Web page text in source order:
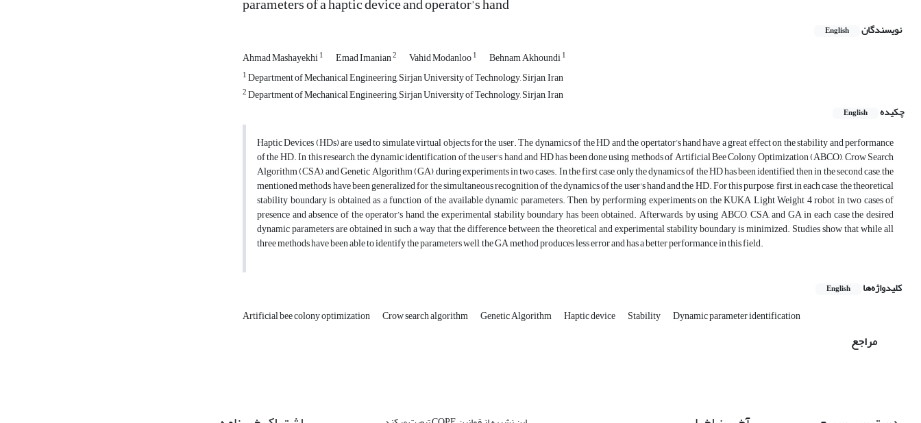
نویسندگان English
Ahmad Mashayekhi1 Emad Imanian2 Vahid Modanloo1 Behnam Akhoundi1
1Department of Mechanical Engineering, Sirjan University of Technology, Sirjan, Iran
2Department of Mechanical Engineering, Sirjan University of Technology, Sirjan, Iran
چکیده
English
Haptic Devices (HDs) are used to simulate virtual objects for the user. The dynamics of the HD and the opertator’s hand have a great effect on the stability and performance
of the HD. In this research, the dynamic identification of the user's hand and HD has been done using methods of Artificial Bee Colony Optimization (ABCO), Crow Search
Algorithm (CSA), and Genetic Algorithm (GA), during experiments in two cases. In the first case, only the dynamics of the HD has been identified, then in the second case, the
mentioned methods have been generalized for the simultaneous recognition of the dynamics of the user's hand and the HD. For this purpose, first, in each case, the theoretical
stability boundary is obtained as a function of the available dynamic parameters. Then, by performing experiments on the KUKA Light Weight 4 robot in two cases of
presence and absence of the operator’s hand, the experimental stability boundary has been obtained. Afterwards, by using ABCO, CSA, and GA in each case the desired
dynamic parameters are obtained in such a way that the difference between the theoretical and experimental stability boundary is minimized. Studies show that while all
three methods have been able to identify the parameters well, the GA method produces less error and has a better performance in this field.
کلیدواژه‌ها English
Artificial bee colony optimization Crow search algorithm Genetic Algorithm Haptic device Stability Dynamic parameter identification
مراجع